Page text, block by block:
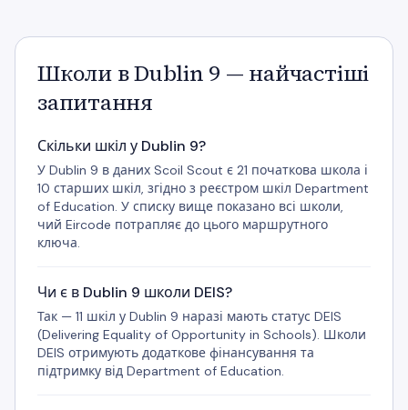
Школи в Dublin 9 — найчастіші
запитання
Скільки шкіл у Dublin 9?
У Dublin 9 в даних Scoil Scout є 21 початкова школа і
10 старших шкіл, згідно з реєстром шкіл Department
of Education. У списку вище показано всі школи,
чий Eircode потрапляє до цього маршрутного
ключа.
Чи є в Dublin 9 школи DEIS?
Так — 11 шкіл у Dublin 9 наразі мають статус DEIS
(Delivering Equality of Opportunity in Schools). Школи
DEIS отримують додаткове фінансування та
підтримку від Department of Education.